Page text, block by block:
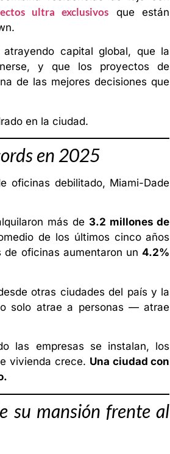
ultra exclusivosque están
capital global, que la
y que los proyectos de
de las mejores decisiones que
en la ciudad.
en 2025
oficinas debilitado, Miami-Dade
más de 3.2 millones de
de los últimos cinco años
de oficinas aumentaron un4.2%
otras ciudades del país y la
solo atrae a personas — atrae
las empresas se instalan, los
vivienda crece. Una ciudad con
su mansión frente al